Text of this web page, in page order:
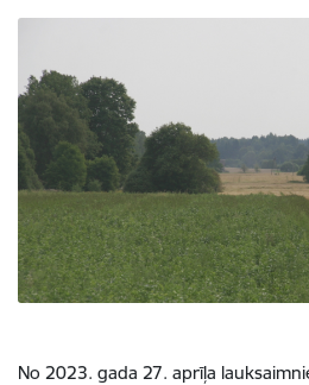
No 2023. gada 27. aprīļa